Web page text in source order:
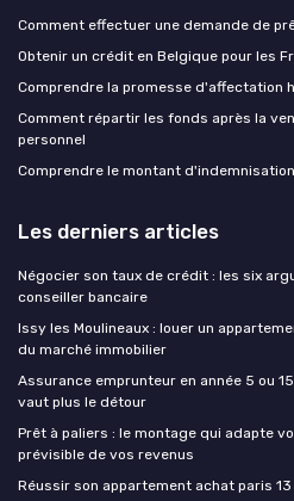
Comment effectuer une demande de
Obtenir un crédit en Belgique pour les
Comprendre la promesse d'affectation
Comment répartir les fonds après la
personnel
Comprendre le montant
Les derniers articles
Négocier son taux de crédit : les six
conseiller bancaire
Issy les Moulineaux : louer un
du marché immobilier
Assurance emprunteur en année 5 ou
vaut plus le détour
Prêt à paliers : le montage qui adapte
prévisible de vos revenus
Réussir son appartement achat paris